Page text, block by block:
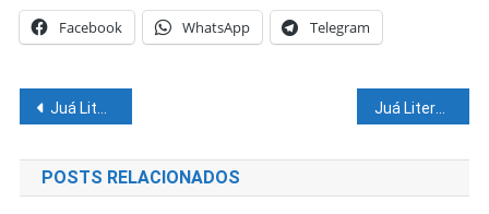
Facebook WhatsApp Telegram
Navegação
de
Post
Juá Literária: Olhos que brilham, vozes que despertam – Crianças celebram cultura e literatura na Praça dos Poeta
POSTS RELACIONADOS